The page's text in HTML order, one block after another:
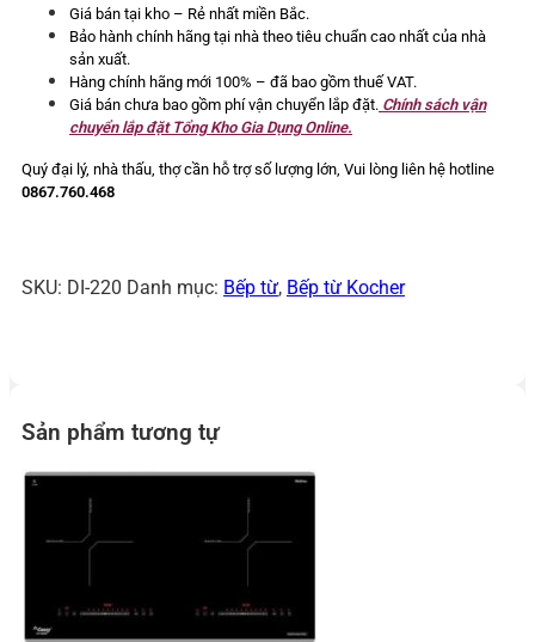
DI-
220
lượng
Giá bán tại kho – Rẻ nhất miền Bắc.
Bảo hành chính hãng tại nhà theo tiêu chuẩn cao nhất của nhà
sản xuất.
Hàng chính hãng mới 100% – đã bao gồm thuế VAT.
Giá bán chưa bao gồm phí vận chuyển lắp đặt. Chính sách vận
chuyển lắp đặt Tổng Kho Gia Dụng Online.
Quý đại lý, nhà thấu, thợ cần hỗ trợ số lượng lớn, Vui lòng liên hệ hotline
0867.760.468
SKU: DI-220 Danh mục: Bếp từ, Bếp từ Kocher
Sản phẩm tương tự